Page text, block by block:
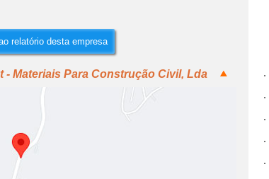
relatório desta empresa
Materiais Para Construção Civil, Lda